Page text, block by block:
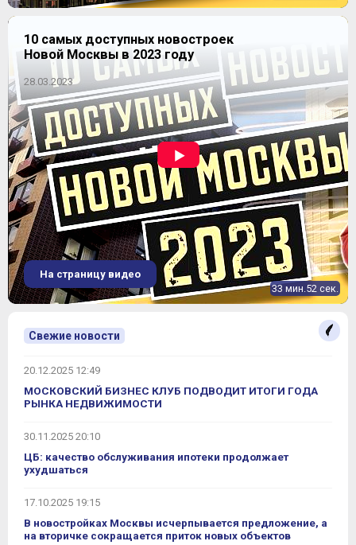
10 самых доступных новостроек
Новой Москвы в 2023 году
28.03.2023
33 мин.52 сек.
На страницу видео
Свежие новости
20.12.2025 12:49
МОСКОВСКИЙ БИЗНЕС КЛУБ ПОДВОДИТ ИТОГИ ГОДА
РЫНКА НЕДВИЖИМОСТИ
30.11.2025 20:10
ЦБ: качество обслуживания ипотеки продолжает
ухудшаться
17.10.2025 19:15
В новостройках Москвы исчерпывается предложение, а
на вторичке сокращается приток новых объектов